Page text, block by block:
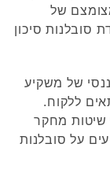
של
סובלנות סיכון
של משקיע
ללקוח.
שיטות מחקר
על סובלנות